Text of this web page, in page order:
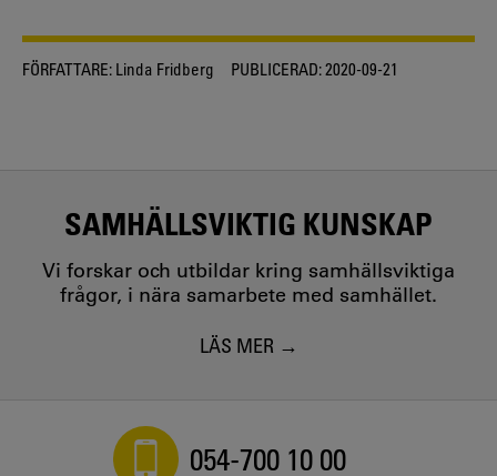
FÖRFATTARE: Linda Fridberg PUBLICERAD:2020-09-21
SAMHÄLLSVIKTIG KUNSKAP
Vi forskar och utbildar kring samhällsviktiga
frågor, i nära samarbete med samhället.
LÄS MER
054-700 10 00